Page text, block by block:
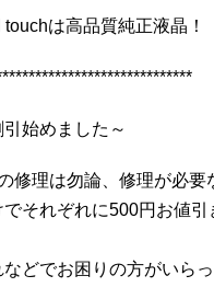
は高品質純正液晶！
始めました～
修理は勿論、修理が必要
それぞれに500円お値引
どでお困りの方がいら